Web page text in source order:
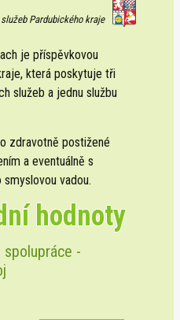
Pardubického kraje
je příspěvkovou
která poskytuje tři
služeb a jednu službu
zdravotně postižené
a eventuálně s
vadou.
hodnoty
-